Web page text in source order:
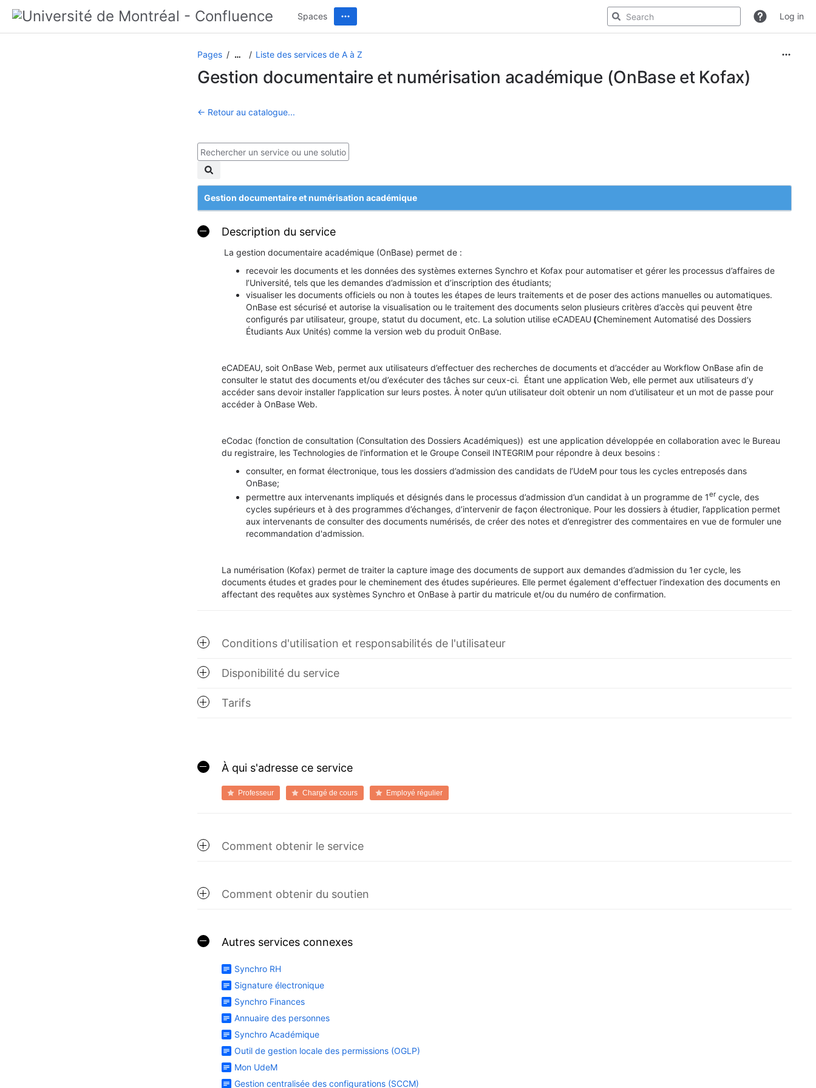
Spaces Log in
Pages … Liste des services de A à Z
Gestion documentaire et numérisation académique (OnBase et Kofax)
← Retour au catalogue...
Gestion documentaire et numérisation académique
Description du service
La gestion documentaire académique (OnBase) permet de :
recevoir les documents et les données des systèmes externes Synchro et Kofax pour automatiser et gérer les processus d’affaires de
l’Université, tels que les demandes d’admission et d’inscription des étudiants;
visualiser les documents officiels ou non à toutes les étapes de leurs traitements et de poser des actions manuelles ou automatiques.
OnBase est sécurisé et autorise la visualisation ou le traitement des documents selon plusieurs critères d’accès qui peuvent être
configurés par utilisateur, groupe, statut du document, etc. La solution utilise eCADEAU (Cheminement Automatisé des Dossiers
Étudiants Aux Unités) comme la version web du produit OnBase.
eCADEAU, soit OnBase Web, permet aux utilisateurs d’effectuer des recherches de documents et d’accéder au Workflow OnBase afin de
consulter le statut des documents et/ou d’exécuter des tâches sur ceux-ci. Étant une application Web, elle permet aux utilisateurs d’y
accéder sans devoir installer l’application sur leurs postes. À noter qu’un utilisateur doit obtenir un nom d’utilisateur et un mot de passe pour
accéder à OnBase Web.
eCodac (fonction de consultation (Consultation des Dossiers Académiques)) est une application développée en collaboration avec le Bureau
du registraire, les Technologies de l'information et le Groupe Conseil INTEGRIM pour répondre à deux besoins :
consulter, en format électronique, tous les dossiers d’admission des candidats de l’UdeM pour tous les cycles entreposés dans
OnBase;
permettre aux intervenants impliqués et désignés dans le processus d’admission d’un candidat à un programme de 1er cycle, des
cycles supérieurs et à des programmes d’échanges, d’intervenir de façon électronique. Pour les dossiers à étudier, l’application permet
aux intervenants de consulter des documents numérisés, de créer des notes et d’enregistrer des commentaires en vue de formuler une
recommandation d'admission.
La numérisation (Kofax) permet de traiter la capture image des documents de support aux demandes d’admission du 1er cycle, les
documents études et grades pour le cheminement des études supérieures. Elle permet également d'effectuer l’indexation des documents en
affectant des requêtes aux systèmes Synchro et OnBase à partir du matricule et/ou du numéro de confirmation.
Conditions d'utilisation et responsabilités de l'utilisateur
Disponibilité du service
Tarifs
À qui s'adresse ce service
Professeur Chargé de cours Employé régulier
Comment obtenir le service
Comment obtenir du soutien
Autres services connexes
Synchro RH
Signature électronique
Synchro Finances
Annuaire des personnes
Synchro Académique
Outil de gestion locale des permissions (OGLP)
Mon UdeM
Gestion centralisée des configurations (SCCM)